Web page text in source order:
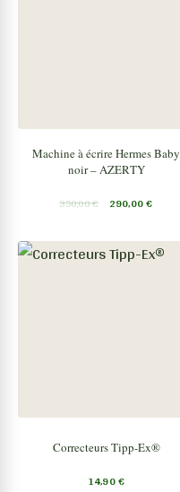
Machine à écrire Hermes Baby
noir – AZERTY
350,00€ 290,00€
Correcteurs Tipp-Ex®
14,90€